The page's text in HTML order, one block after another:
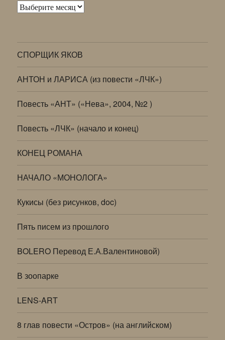
Архивы
СПОРЩИК ЯКОВ
АНТОН и ЛАРИСА (из повести «ЛЧК»)
Повесть «АНТ» («Нева», 2004, №2 )
Повесть «ЛЧК» (начало и конец)
КОНЕЦ РОМАНА
НАЧАЛО «МОНОЛОГА»
Кукисы (без рисунков, doc)
Пять писем из прошлого
BOLERO Перевод Е.А.Валентиновой)
В зоопарке
LENS-ART
8 глав повести «Остров» (на английском)